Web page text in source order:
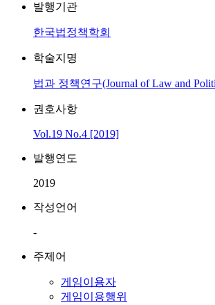
발행기관
한국법정책학회
학술지명
법과 정책연구(Journal of Law and
권호사항
Vol.19 No.4 [2019]
발행연도
2019
작성언어
-
주제어
게임이용자
게임이용행위